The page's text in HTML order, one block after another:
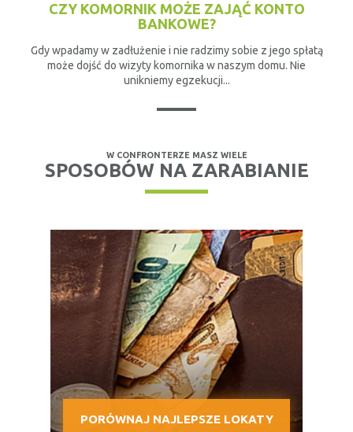
CZY KOMORNIK MOŻE ZAJĄĆ KONTO
BANKOWE?
Gdy wpadamy w zadłużenie i nie radzimy sobie z jego spłatą
może dojść do wizyty komornika w naszym domu. Nie
unikniemy egzekucji...
W CONFRONTERZE MASZ WIELE
SPOSOBÓW NA ZARABIANIE
PORÓWNAJ NAJLEPSZE LOKATY